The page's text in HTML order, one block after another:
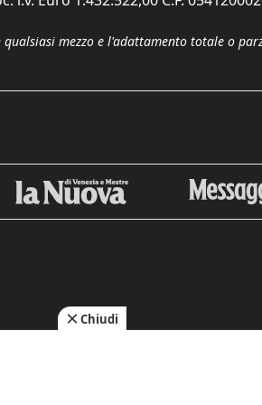
mezzo e l'adattamento totale o
Chiudi